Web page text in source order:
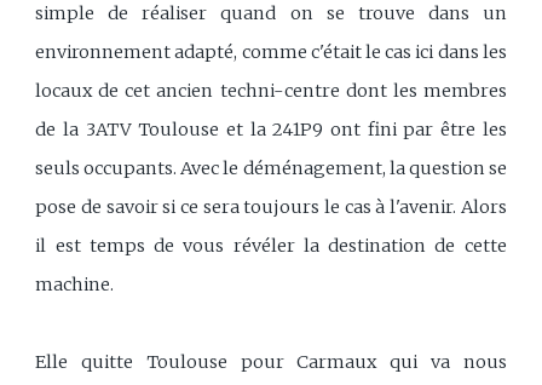
simple de réaliser quand on se trouve dans un
environnement adapté, comme c'était le cas ici dans les
locaux de cet ancien techni-centre dont les membres
de la 3ATV Toulouse et la 241P9 ont fini par être les
seuls occupants. Avec le déménagement, la question se
pose de savoir si ce sera toujours le cas à l'avenir. Alors
il est temps de vous révéler la destination de cette
machine.
Elle quitte Toulouse pour Carmaux qui va nous